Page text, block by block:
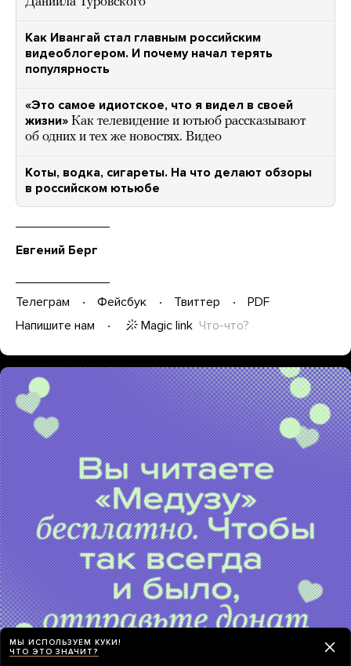
Как Ивангай стал главным российским
видеоблогером. И почему начал терять
популярность
«Это самое идиотское, что я видел в своей
жизни» Как телевидение и ютьюб рассказывают
об одних и тех же новостях. Видео
Коты, водка, сигареты. На что делают обзоры
в российском ютьюбе
Евгений Берг
Телеграм Фейсбук Твиттер
PDF
Напишите нам
Magic link Что-что?
МЫ ИСПОЛЬЗУЕМ КУКИ!
ЧТО ЭТО ЗНАЧИТ?